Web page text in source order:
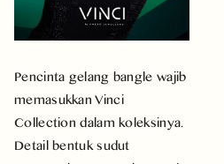
Pencinta gelang bangle wajib
memasukkan Vinci
Collection dalam koleksinya.
Detail bentuk sudut